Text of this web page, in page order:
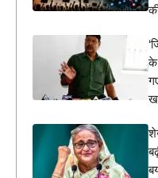
के